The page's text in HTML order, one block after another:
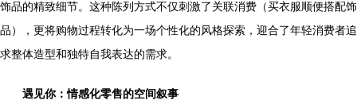
饰品的精致细节。这种陈列方式不仅刺激了关联消费（买衣服顺便搭配饰
品），更将购物过程转化为一场个性化的风格探索，迎合了年轻消费者追
求整体造型和独特自我表达的需求。
遇见你：情感化零售的空间叙事